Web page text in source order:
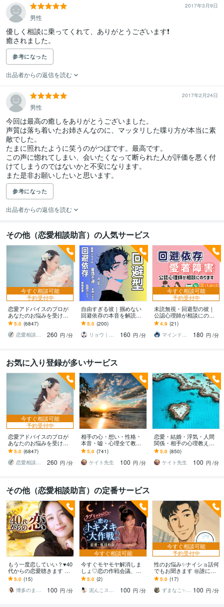
2017年3月9日
男性
優しく相談に乗ってくれて、ありがとうございます❗
癒されました。
参考になった
出品者からの返信を読む
2017年2月24日
男性
今回は最高の癒しをありがとうございました。
声質は落ち着いたお姉さんなのに、マッタリした喋り方が本当に素
敵でした。
たまに照れたように笑うのがつぼです。最高です。
この声に惚れてしまい、会いたくなって断られた人が評価を悪く付
けてしまうのではないかと不安になります。
また是非お願いしたいと思います。
参考になった
出品者からの返信を読む
その他（恋愛相談助言）の人気サービス
今すぐ相談可能
予約受付中
恋愛アドバイスのプロが
あなたのお悩みを受け止
めます 2019年約1900件の
相談、あなたに最適なア
ドバイスします
5.0 (6847)
恋愛相談アドバイザー 艶子
260 円 /分
自由すぎる彼｜掴めない
回避依存の本音を解読し
ます 音信不通や既読・未
読スルー等｜謎行動の理
由を電話で解明✧
5.0 (200)
リョウ｜恋愛心理のエキスパート
160 円 /分
今すぐ相談可能
予約受付中
未読無視・回避型の彼｜
公認心理師が相談にのり
ます 音信不通や既読スル
ー。回避依存の彼の心理
がわかります
4.9 (21)
マインドレジリエンス
180 円 /分
お気に入り登録が多いサービス
今すぐ相談可能
予約受付中
恋愛アドバイスのプロが
あなたのお悩みを受け止
めます 2019年約1900件の
相談、あなたに最適なア
ドバイスします
5.0 (6847)
恋愛相談アドバイザー 艶子
260 円 /分
相手の心・想い・性格・
本音・嘘・心理全て教え
ます 片想いや恋愛で相手
の心がわかれば正しい行
動がとれます！
5.0 (741)
ケイト先生
100 円 /分
恋愛・結婚・浮気・人間
関係・相手の心理教えま
す 本当に知りたい方！相
手の本音はこれです！最
後に来てください！
5.0 (850)
ケイト先生
100 円 /分
その他（恋愛相談助言）の定番サービス
もう一度恋していい？♥️40
代からの恋愛聴きます 熟
年愛/浮気不倫/セフレ/子連
れ/シニアの性/恋愛経験が
ない
5.0 (15)
博多のまろん✤あなたの心がほどける時間✨
100 円 /分
今すぐ相談可能
今すぐモヤモヤ解消しま
しょ♡恋の作戦会議、開
きます マッチングアプ
リ・LINE・恋愛の距離感
を一緒に整理します♡
5.0 (2)
泥んこスピリチュアル♡麻弥（まや）
100 円 /分
今すぐ相談可能
予約受付中
性のお悩み✨ナイショ話何
でもお聞きます ㊙️誰にも
話せない！誰かに聞いて
欲しい！話したいを叶え
ます。
5.0 (17)
ずまなこ✨FP 100 円 /分